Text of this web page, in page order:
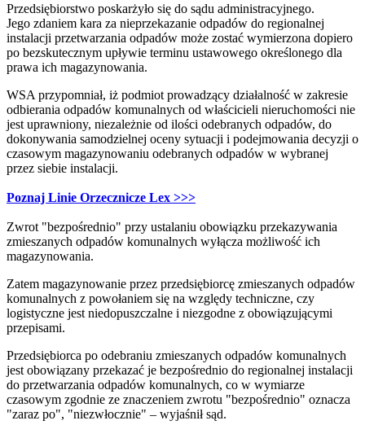
Przedsiębiorstwo poskarżyło się do sądu administracyjnego.
Jego zdaniem kara za nieprzekazanie odpadów do regionalnej
instalacji przetwarzania odpadów może zostać wymierzona dopiero
po bezskutecznym upływie terminu ustawowego określonego dla
prawa ich magazynowania.
WSA przypomniał, iż podmiot prowadzący działalność w zakresie
odbierania odpadów komunalnych od właścicieli nieruchomości nie
jest uprawniony, niezależnie od ilości odebranych odpadów, do
dokonywania samodzielnej oceny sytuacji i podejmowania decyzji o
czasowym magazynowaniu odebranych odpadów w wybranej
przez siebie instalacji.
Poznaj Linie Orzecznicze Lex >>>
Zwrot "bezpośrednio" przy ustalaniu obowiązku przekazywania
zmieszanych odpadów komunalnych wyłącza możliwość ich
magazynowania.
Zatem magazynowanie przez przedsiębiorcę zmieszanych odpadów
komunalnych z powołaniem się na względy techniczne, czy
logistyczne jest niedopuszczalne i niezgodne z obowiązującymi
przepisami.
Przedsiębiorca po odebraniu zmieszanych odpadów komunalnych
jest obowiązany przekazać je bezpośrednio do regionalnej instalacji
do przetwarzania odpadów komunalnych, co w wymiarze
czasowym zgodnie ze znaczeniem zwrotu "bezpośrednio" oznacza
"zaraz po", "niezwłocznie" – wyjaśnił sąd.